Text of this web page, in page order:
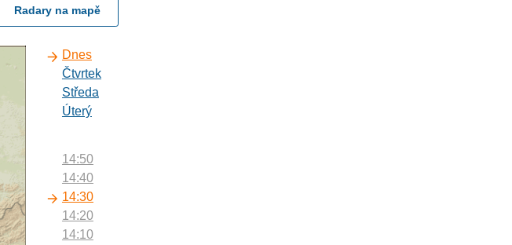
Radary na mapě
Dnes
Čtvrtek
Středa
Úterý
14:50
14:40
14:30
14:20
14:10